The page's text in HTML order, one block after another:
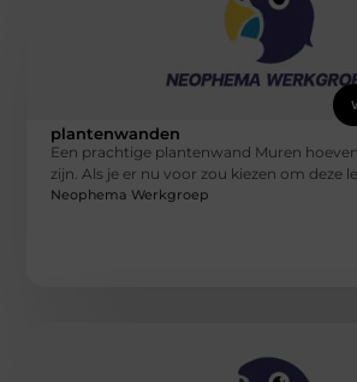
plantenwanden
Een prachtige plantenwand Muren
zijn. Als je er nu voor zou kiezen om deze
Neophema Werkgroep